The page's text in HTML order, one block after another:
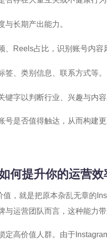
与长期产出能力。
、Reels占比，识别账号内容
、类别信息、联系方式等。
键字以判断行业、兴趣与内
号是否值得触达，从而构建
何提升你的运营效
值，就是把原本杂乱无章的
与运营团队而言，这种能力
定高价值人群。由于